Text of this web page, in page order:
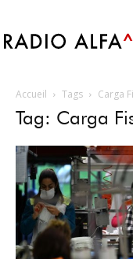
Accueil Tags Carga
Tag: Carga